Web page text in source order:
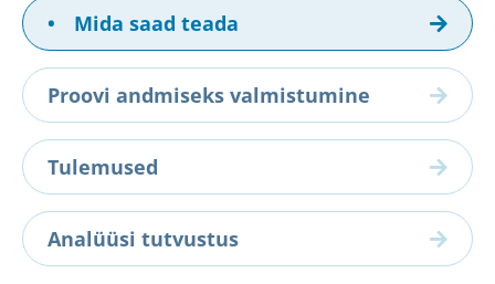
• Mida saad teada
Proovi andmiseks valmistumine
Tulemused
Analüüsi tutvustus